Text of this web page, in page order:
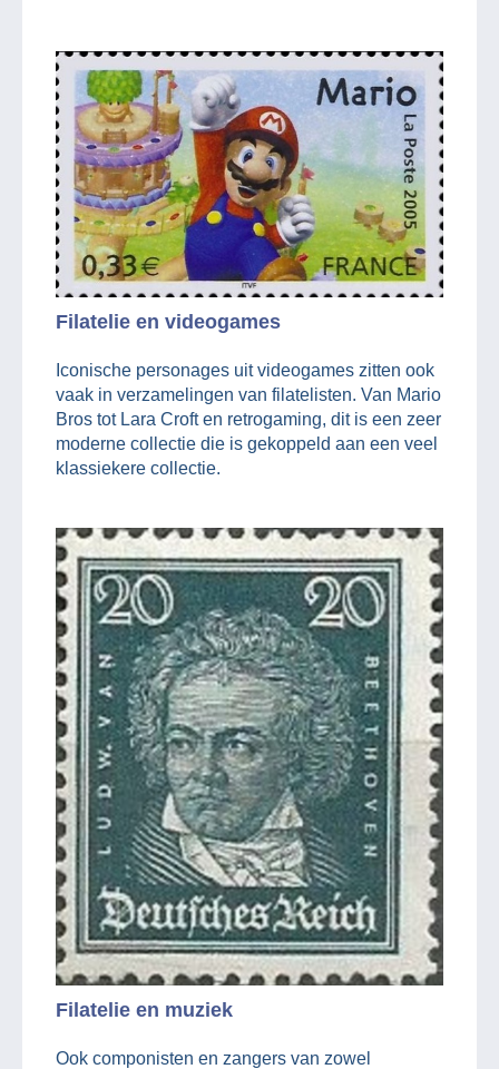
Filatelie en videogames
Iconische personages uit videogames zitten ook
vaak in verzamelingen van filatelisten. Van Mario
Bros tot Lara Croft en retrogaming, dit is een zeer
moderne collectie die is gekoppeld aan een veel
klassiekere collectie.
Filatelie en muziek
Ook componisten en zangers van zowel